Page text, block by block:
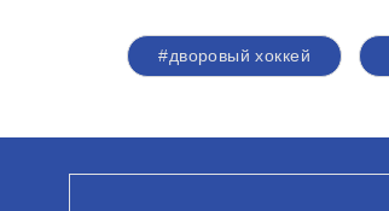
#дворовый хоккей